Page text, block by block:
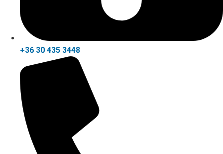
+36 30 435 3448